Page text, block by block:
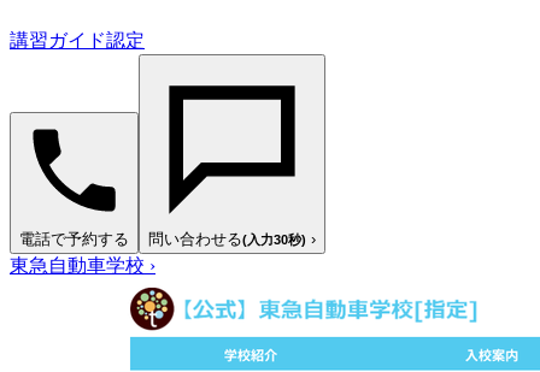
講習ガイド認定
電話で予約する 問い合わせる(入力30秒) ›
東急自動車学校 ›